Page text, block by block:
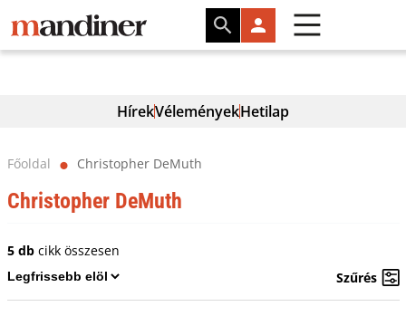
HírekVéleményekHetilap
Főoldal ⬤ Christopher DeMuth
Christopher DeMuth
5 dbcikk összesen
Szűrés